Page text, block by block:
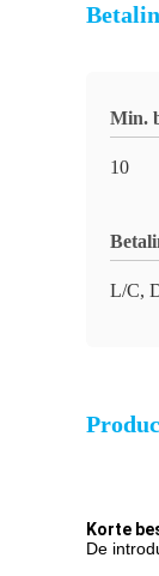
Min.
10
L/C,
Korte
De